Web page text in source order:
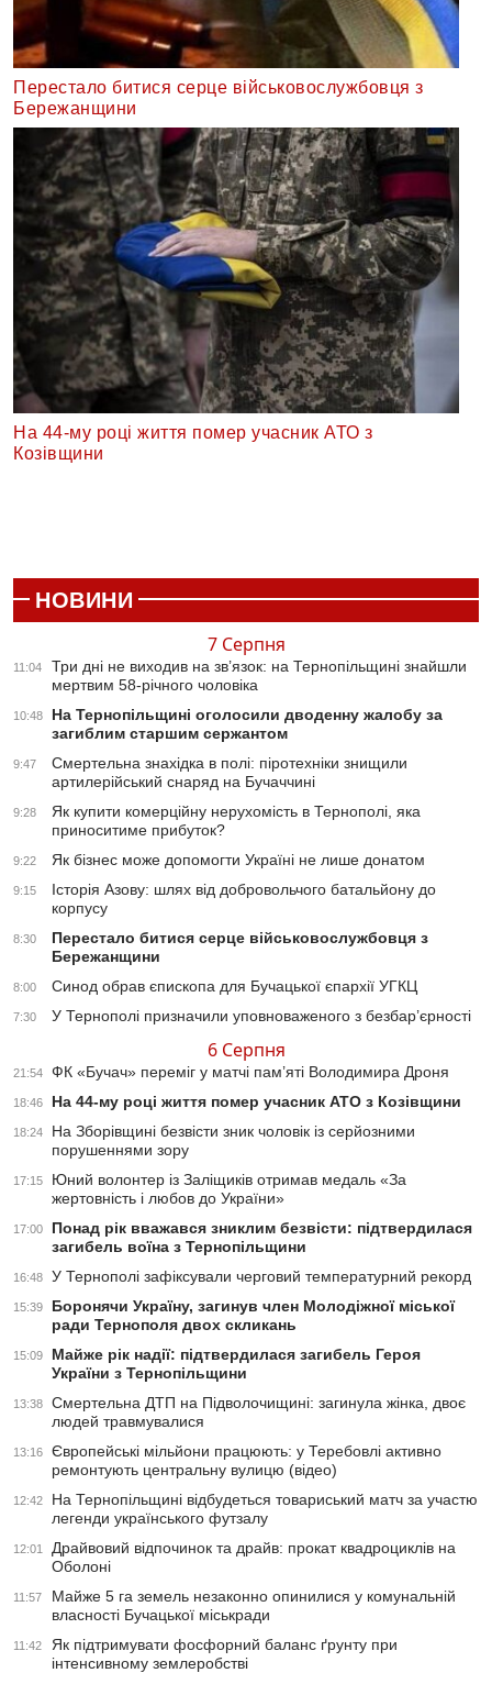
Перестало битися серце військовослужбовця з
Бережанщини
На 44-му році життя помер учасник АТО з
Козівщини
НОВИНИ
7 Серпня
11:04
Три дні не виходив на зв’язок: на Тернопільщині знайшли
мертвим 58-річного чоловіка
10:48
На Тернопільщині оголосили дводенну жалобу за
загиблим старшим сержантом
9:47
Смертельна знахідка в полі: піротехніки знищили
артилерійський снаряд на Бучаччині
9:28
Як купити комерційну нерухомість в Тернополі, яка
приноситиме прибуток?
9:22 Як бізнес може допомогти Україні не лише донатом
9:15
Історія Азову: шлях від добровольчого батальйону до
корпусу
8:30
Перестало битися серце військовослужбовця з
Бережанщини
8:00 Синод обрав єпископа для Бучацької єпархії УГКЦ
7:30 У Тернополі призначили уповноваженого з безбар’єрності
6 Серпня
21:54 ФК «Бучач» переміг у матчі пам’яті Володимира Дроня
18:46 На 44-му році життя помер учасник АТО з Козівщини
18:24
На Зборівщині безвісти зник чоловік із серйозними
порушеннями зору
17:15
Юний волонтер із Заліщиків отримав медаль «За
жертовність і любов до України»
17:00
Понад рік вважався зниклим безвісти: підтвердилася
загибель воїна з Тернопільщини
16:48 У Тернополі зафіксували черговий температурний рекорд
15:39
Боронячи Україну, загинув член Молодіжної міської
ради Тернополя двох скликань
15:09
Майже рік надії: підтвердилася загибель Героя
України з Тернопільщини
13:38
Смертельна ДТП на Підволочищині: загинула жінка, двоє
людей травмувалися
13:16
Європейські мільйони працюють: у Теребовлі активно
ремонтують центральну вулицю (відео)
12:42
На Тернопільщині відбудеться товариський матч за участю
легенди українського футзалу
12:01
Драйвовий відпочинок та драйв: прокат квадроциклів на
Оболоні
11:57
Майже 5 га земель незаконно опинилися у комунальній
власності Бучацької міськради
11:42
Як підтримувати фосфорний баланс ґрунту при
інтенсивному землеробстві